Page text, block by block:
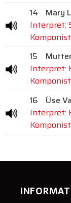
14
Mary
Interpret:
15
Interpret:
16
Üse
Interpret: